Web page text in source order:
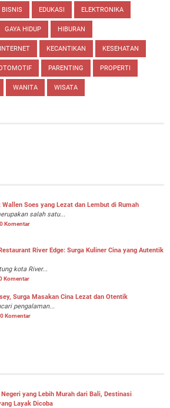
BISNIS EDUKASI ELEKTRONIKA
GAYA HIDUP HIBURAN
INTERNET KECANTIKAN KESEHATAN
PARENTING PROPERTI
WANITA WISATA
Wallen Soes yang Lezat dan Lembut di Rumah
salah satu...
0 Komentar
River Edge: Surga Kuliner Cina yang Autentik
kota River...
Komentar
Surga Masakan Cina Lezat dan Otentik
pengalaman...
0 Komentar
yang Lebih Murah dari Bali, Destinasi
Layak Dicoba